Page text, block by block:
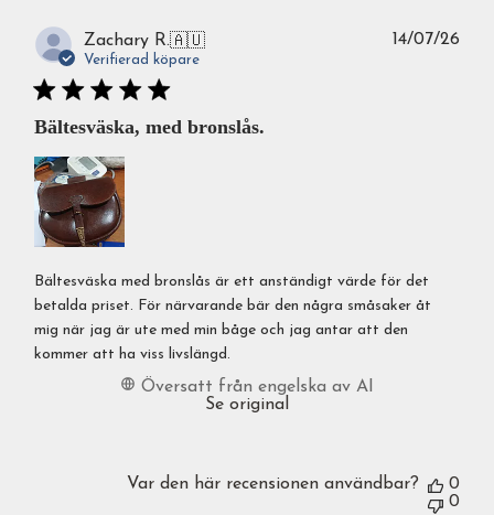
Zachary R.🇦🇺
Verifierad köpare
Bältesväska, med bronslås.
Bältesväska med bronslås är ett anständigt värde för det
betalda priset. För närvarande bär den några småsaker åt
mig när jag är ute med min båge och jag antar att den
kommer att ha viss livslängd.
Översatt från engelska av AI
Se original
14/07/26
Var den här recensionen användbar?
0
0